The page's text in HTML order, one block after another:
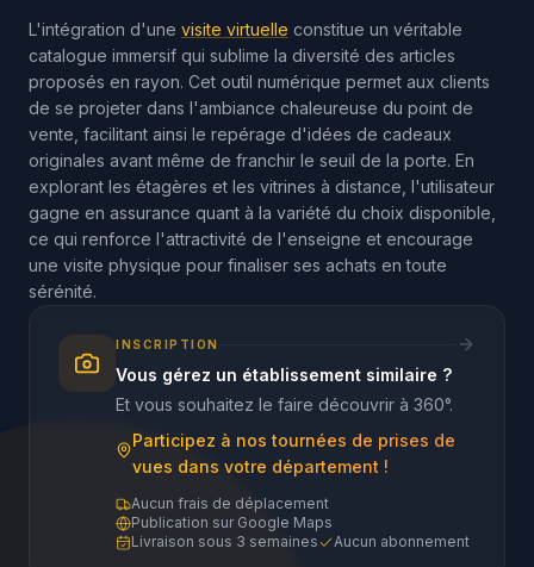
L'intégration d'une visite virtuelle constitue un véritable
catalogue immersif qui sublime la diversité des articles
proposés en rayon. Cet outil numérique permet aux clients
de se projeter dans l'ambiance chaleureuse du point de
vente, facilitant ainsi le repérage d'idées de cadeaux
originales avant même de franchir le seuil de la porte. En
explorant les étagères et les vitrines à distance, l'utilisateur
gagne en assurance quant à la variété du choix disponible,
ce qui renforce l'attractivité de l'enseigne et encourage
une visite physique pour finaliser ses achats en toute
sérénité.
INSCRIPTION
Vous gérez un établissement similaire ?
Et vous souhaitez le faire découvrir à 360°.
Participez à nos tournées de prises de
vues dans votre département !
Aucun frais de déplacement
Publication sur Google Maps
Livraison sous 3 semaines
Aucun abonnement